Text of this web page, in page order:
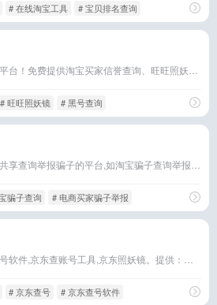
# 在线淘宝工具 # 宝贝排名查询
# 旺旺照妖镜 # 黑号查询
骗子查询 # 电商买家骗子举报
# 京东查号 # 京东查号软件